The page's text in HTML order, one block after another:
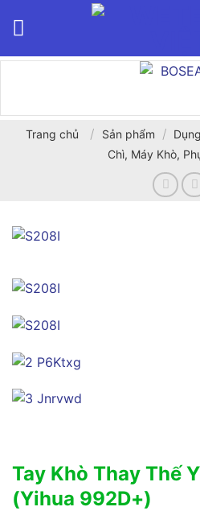
Trang chủ / Sản phẩm /
Chì, Máy Khò,
Tay Khò Thay Thế
(Yihua 992D+)